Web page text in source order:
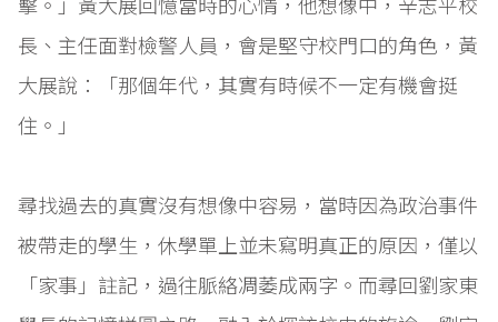
長、主任面對檢警人員，會是堅守校門口的角色，黃
大展說：「那個年代，其實有時候不一定有機會挺
住。」
尋找過去的真實沒有想像中容易，當時因為政治事件
被帶走的學生，休學單上並未寫明真正的原因，僅以
「家事」註記，過往脈絡凋萎成兩字。而尋回劉家東